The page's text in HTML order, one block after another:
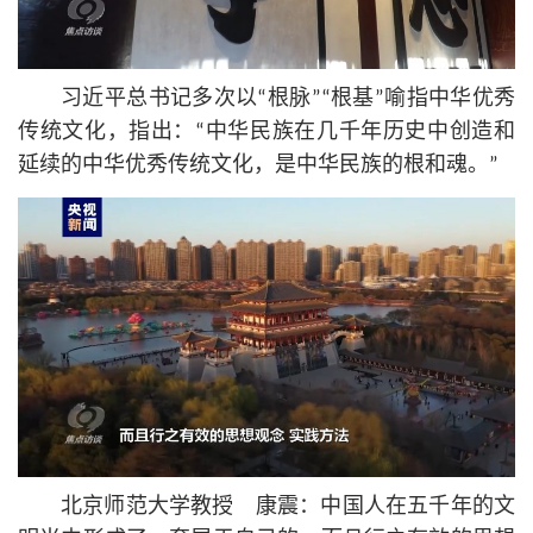
习近平总书记多次以“根脉”“根基”喻指中华优秀
传统文化，指出：“中华民族在几千年历史中创造和
延续的中华优秀传统文化，是中华民族的根和魂。”
北京师范大学教授 康震：中国人在五千年的文